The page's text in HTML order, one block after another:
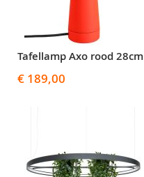
Tafellamp Axo rood 28cm
€ 189,00